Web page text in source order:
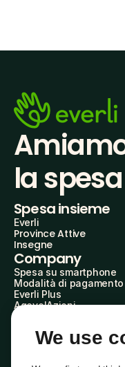
la spesa
Spesa insieme
Everli
Province Attive
Insegne
Company
Spesa su smartphone
Modalità di pagamento
Everli Plus
AgevolAzioni
Everli Shoppers
We use